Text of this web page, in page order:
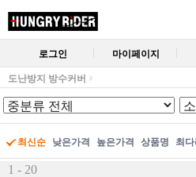
로그인 마이페이지
도난방지 방수커버
최신순 낮은가격 높은가격 상품명 최
1 - 20